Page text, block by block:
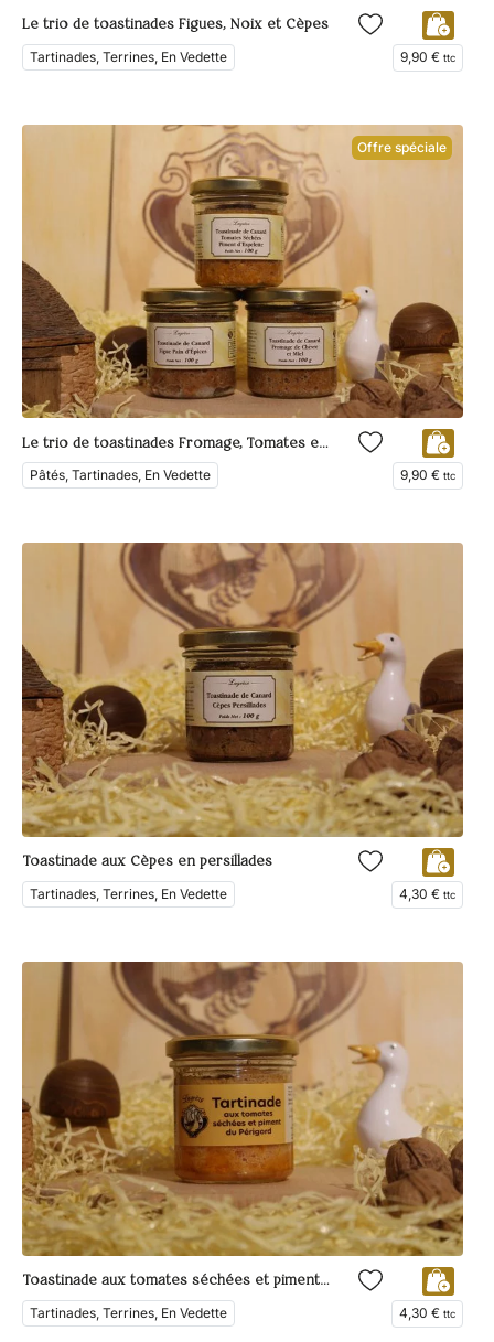
Le trio de toastinades Figues, Noix et Cèpes
Tartinades, Terrines, En Vedette 9,90 € ttc
Offre spéciale
Le trio de toastinades Fromage, Tomates et Figues
Pâtés, Tartinades, En Vedette 9,90 € ttc
Toastinade aux Cèpes en persillades
Tartinades, Terrines, En Vedette 4,30 € ttc
Toastinade aux tomates séchées et piment d’Espelette
Tartinades, Terrines, En Vedette 4,30 € ttc